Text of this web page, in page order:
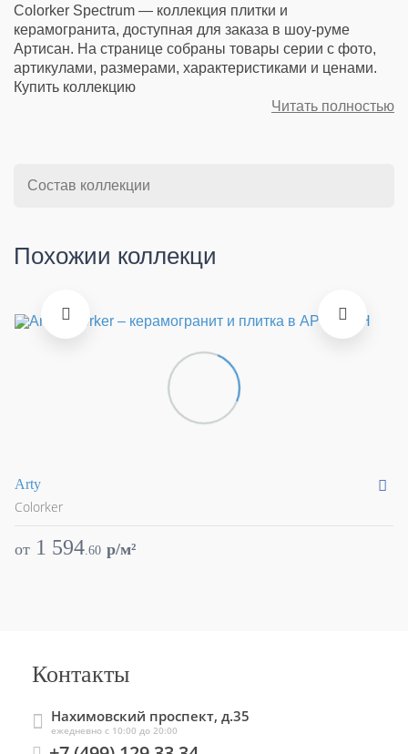
Colorker Spectrum — коллекция плитки и
керамогранита, доступная для заказа в шоу-руме
Артисан. На странице собраны товары серии с фото,
артикулами, размерами, характеристиками и ценами.
Купить коллекцию
Читать полностью
Состав коллекции
Похожии коллекци
Arty
Colorker
от 1 594.60 p/м²
Контакты
Нахимовский проспект, д.35
ежедневно с 10:00 до 20:00